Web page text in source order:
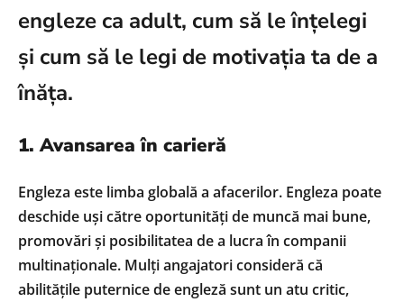
engleze ca adult, cum să le înțelegi
și cum să le legi de motivația ta de a
înăța.
1. Avansarea în carieră
Engleza este limba globală a afacerilor. Engleza poate
deschide uși către oportunități de muncă mai bune,
promovări și posibilitatea de a lucra în companii
multinaționale. Mulți angajatori consideră că
abilitățile puternice de engleză sunt un atu critic,